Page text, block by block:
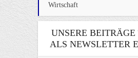
Wirtschaft
UNSERE
ALS NEWSLETTER